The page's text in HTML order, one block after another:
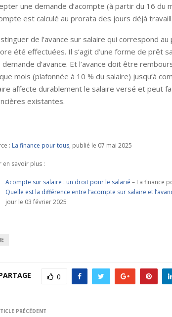
une demande d’acompte (à partir du 16 du
est calculé au prorata des jours déjà
de l’avance sur salaire qui correspond au
été effectuées. Il s’agit d’une forme de prêt
demande d’avance. Et l’avance doit être
mois (plafonnée à 10 % du salaire) jusqu’à
affecte durablement le salaire versé et peut
existantes.
: La finance pour tous, publié le 07 mai 2025
en savoir plus :
Acompte sur salaire : un droit pour le salarié – La finance
Quelle est la différence entre l’acompte sur salaire et
jour le 03 février 2025
0
PRÉCÉDENT